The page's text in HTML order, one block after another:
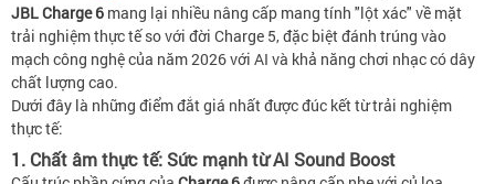
JBL Charge 6 mang lại nhiều nâng cấp mang tính "lột xác" về mặt
trải nghiệm thực tế so với đời Charge 5, đặc biệt đánh trúng vào
mạch công nghệ của năm 2026 với AI và khả năng chơi nhạc có dây
chất lượng cao.
Dưới đây là những điểm đắt giá nhất được đúc kết từ trải nghiệm
thực tế:
1. Chất âm thực tế: Sức mạnh từ AI Sound Boost